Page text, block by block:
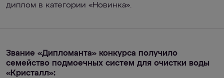
диплом в категории «Новинка».
Звание «Дипломанта» конкурса получило
семейство подмоечных систем для очистки воды
«Кристалл»: